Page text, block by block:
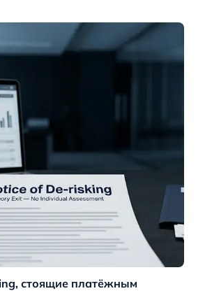
стоящие платёжным